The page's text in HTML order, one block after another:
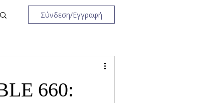
Σύνδεση/Εγγραφή
660: